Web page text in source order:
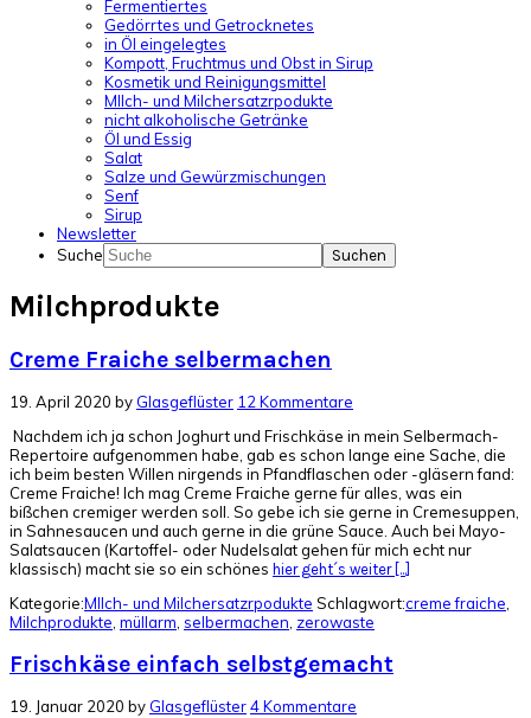
Fermentiertes
Gedörrtes und Getrocknetes
in Öl eingelegtes
Kompott, Fruchtmus und Obst in Sirup
Kosmetik und Reinigungsmittel
MIlch- und Milchersatzrpodukte
nicht alkoholische Getränke
Öl und Essig
Salat
Salze und Gewürzmischungen
Senf
Sirup
Newsletter
Suche
Milchprodukte
Creme Fraiche selbermachen
19. April 2020 by Glasgeflüster 12 Kommentare
Nachdem ich ja schon Joghurt und Frischkäse in mein Selbermach-
Repertoire aufgenommen habe, gab es schon lange eine Sache, die
ich beim besten Willen nirgends in Pfandflaschen oder -gläsern fand:
Creme Fraiche! Ich mag Creme Fraiche gerne für alles, was ein
bißchen cremiger werden soll. So gebe ich sie gerne in Cremesuppen,
in Sahnesaucen und auch gerne in die grüne Sauce. Auch bei Mayo-
Salatsaucen (Kartoffel- oder Nudelsalat gehen für mich echt nur
klassisch) macht sie so ein schönes hier geht´s weiter [...]
Kategorie:MIlch- und Milchersatzrpodukte Schlagwort:creme fraiche
Milchprodukte müllarm selbermachen zerowaste
Frischkäse einfach selbstgemacht
19. Januar 2020 by Glasgeflüster4 Kommentare